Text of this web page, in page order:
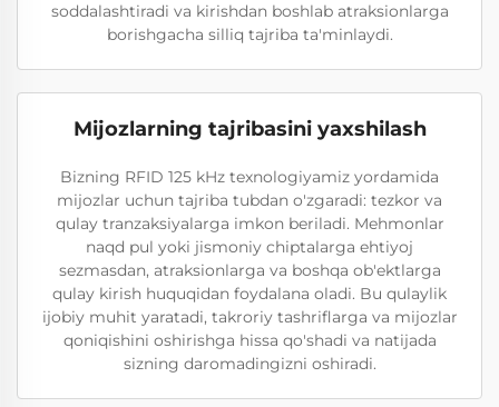
soddalashtiradi va kirishdan boshlab atraksionlarga
borishgacha silliq tajriba ta'minlaydi.
Mijozlarning tajribasini yaxshilash
Bizning RFID 125 kHz texnologiyamiz yordamida
mijozlar uchun tajriba tubdan o'zgaradi: tezkor va
qulay tranzaksiyalarga imkon beriladi. Mehmonlar
naqd pul yoki jismoniy chiptalarga ehtiyoj
sezmasdan, atraksionlarga va boshqa ob'ektlarga
qulay kirish huquqidan foydalana oladi. Bu qulaylik
ijobiy muhit yaratadi, takroriy tashriflarga va mijozlar
qoniqishini oshirishga hissa qo'shadi va natijada
sizning daromadingizni oshiradi.